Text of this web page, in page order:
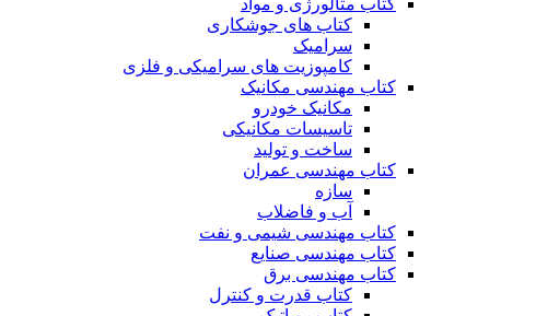
کتاب های جوشکاری
سرامیک
کامپوزیت های سرامیکی و فلزی
کتاب مهندسی مکانیک
مکانیک خودرو
تاسیسات مکانیکی
ساخت و تولید
کتاب مهندسی عمران
سازه
آب و فاضلاب
کتاب مهندسی شیمی و نفت
کتاب مهندسی صنایع
کتاب مهندسی برق
کتاب قدرت و کنترل